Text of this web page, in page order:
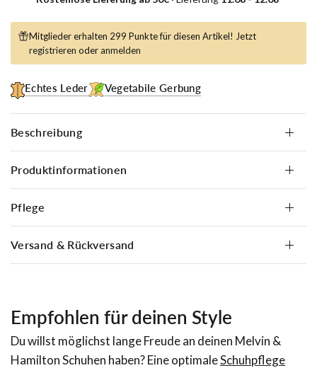
Mitglieder erhalten 299 Punkte für diesen Artikel! Jetzt
registrieren oderanmelden
Echtes Leder Vegetabile Gerbung
Beschreibung
Produktinformationen
Pflege
Versand & Rückversand
Empfohlen für deinen Style
Du willst möglichst lange Freude an deinen Melvin &
Hamilton Schuhen haben? Eine optimaleSchuhpflege